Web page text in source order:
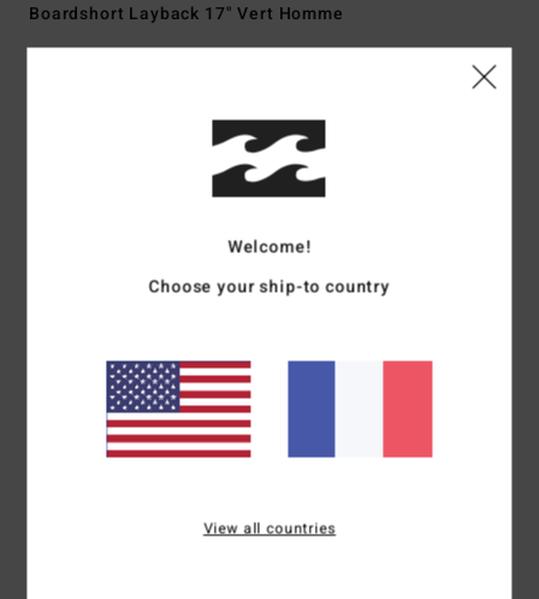
Boardshort Layback 17" Vert Homme
StyleABYJV00138 Code couleurgbq0
Mélange de matière Recycler 4-way stretch,
72% polyester recyclé, 20% coton et 8% élasthanne
bouteilles en P.E.T recyclées
L'alliance parfaite entre confort et performance
Coupe :Lo Tide, une coupe Modern fit
Idéal pour s'allonger sur la plage ou pour une session à
Taille :taille lasso élastique
17", coupe courte
Welcome!
Choose your ship-to country
View all countries